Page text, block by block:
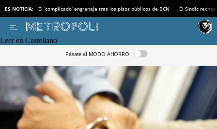
ES NOTICIA: El ‘complicado’ engranaje tras los pisos públicos de BCN El Síndic
Leer en Castellano
Pásate al MODO AHORRO